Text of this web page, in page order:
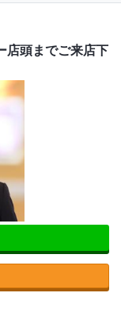
店頭までご来店下